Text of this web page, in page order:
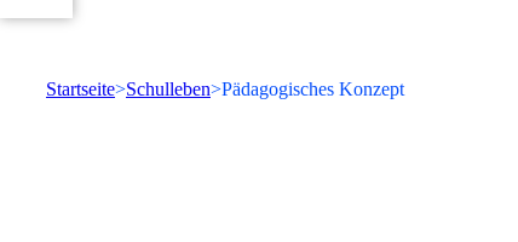
Startseite Schulleben Pädagogisches Konzept